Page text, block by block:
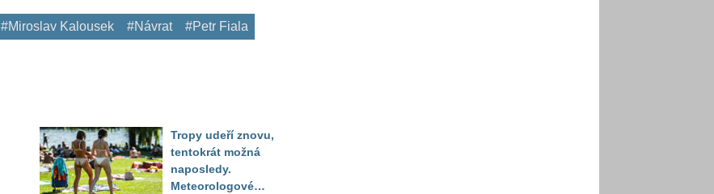
#Miroslav Kalousek #Návrat #Petr Fiala
Tropy udeří znovu,
tentokrát možná
naposledy.
Meteorologové